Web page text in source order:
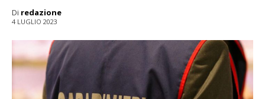
Di redazione
4 LUGLIO 2023